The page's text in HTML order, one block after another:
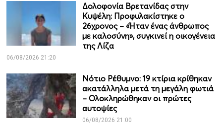
Δολοφονία Βρετανίδας στην
Κυψέλη: Προφυλακίστηκε ο
26χρονος – «Ήταν ένας άνθρωπος
με καλοσύνη», συγκινεί η οικογένεια
της Λίζα
06/08/2026 21:20
Νότιο Ρέθυμνο: 19 κτίρια κρίθηκαν
ακατάλληλα μετά τη μεγάλη φωτιά
– Ολοκληρώθηκαν οι πρώτες
αυτοψίες
06/08/2026 21:00